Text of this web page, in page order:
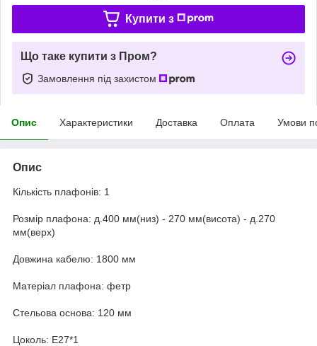
Купити з
Що таке купити з Пром?
Замовлення під захистом
Опис Характеристики Доставка Оплата Умови
Опис
Кількість плафонів: 1
Розмір плафона: д.400 мм(низ) - 270 мм(висота) - д.270
мм(верх)
Довжина кабелю: 1800 мм
Матеріал плафона: фетр
Стельова основа: 120 мм
Цоколь: Е27*1